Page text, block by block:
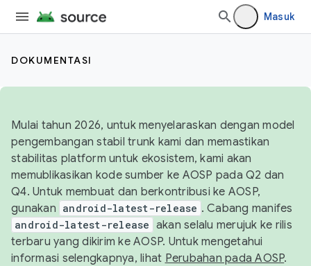
Masuk
DOKUMENTASI
Mulai tahun 2026, untuk menyelaraskan dengan model
pengembangan stabil trunk kami dan memastikan
stabilitas platform untuk ekosistem, kami akan
memublikasikan kode sumber ke AOSP pada Q2 dan
Q4. Untuk membuat dan berkontribusi ke AOSP,
gunakan android-latest-release . Cabang manifes
android-latest-release akan selalu merujuk ke rilis
terbaru yang dikirim ke AOSP. Untuk mengetahui
informasi selengkapnya, lihat Perubahan pada AOSP.